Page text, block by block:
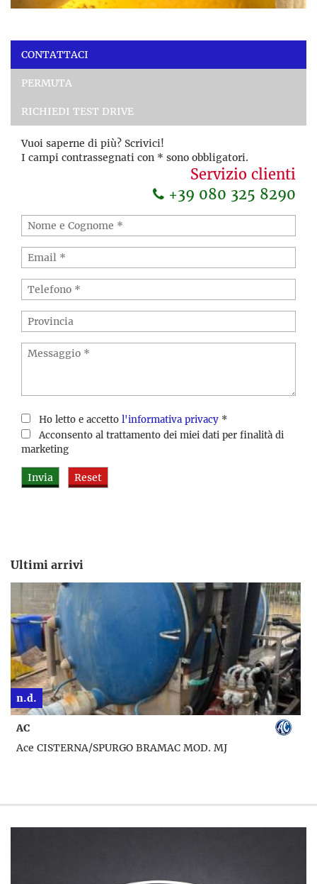
CONTATTACI
PERMUTA
RICHIEDI TEST DRIVE
Vuoi saperne di più? Scrivici!
I campi contrassegnati con * sono obbligatori.
Servizio clienti
+39 080 325 8290
Ho letto e accetto l'informativa privacy *
Acconsento al trattamento dei miei dati per finalità di
marketing
Ultimi arrivi
n.d.
AC
Ace CISTERNA/SPURGO BRAMAC MOD. MJ